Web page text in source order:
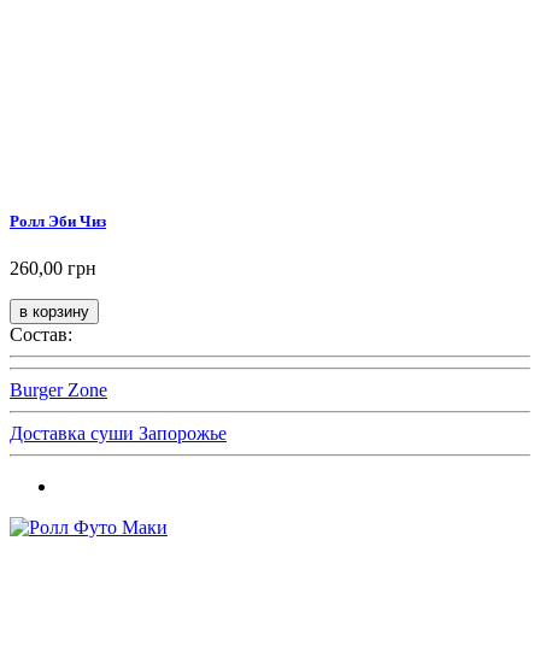
Ролл Эби Чиз
260,00 грн
Состав:
Burger Zone
Доставка суши Запорожье